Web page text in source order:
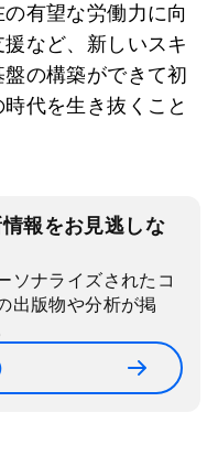
有望な労働力に向
など、新しいスキ
の構築ができて初
代を生き抜くこと
報をお見逃しな
ソナライズされたコ
出版物や分析が掲